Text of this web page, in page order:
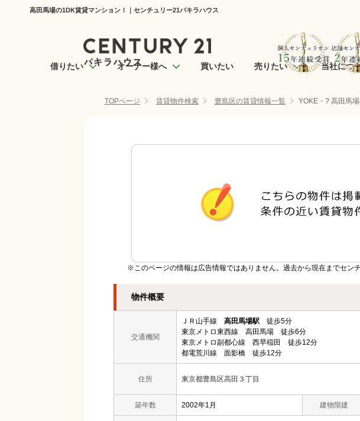
高田馬場の1DK賃貸マンション！｜センチュリー21パキラハウス
借りたい オーナー様へ 買いたい 売りたい 当社につ
TOPページ 賃貸物件検索 豊島区の賃貸情報一覧 YOKE・? 高田馬
※このページの情報は広告情報ではありません。過去から現在までセン
物件概要
交通機関
ＪＲ山手線 高田馬場駅 徒歩5分
東京メトロ東西線 高田馬場 徒歩6分
東京メトロ副都心線 西早稲田 徒歩12分
都電荒川線 面影橋 徒歩12分
住所 東京都豊島区高田３丁目
築年数 2002年1月 建物階建